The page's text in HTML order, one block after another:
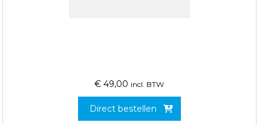
€ 49,00 incl. BTW
Direct bestellen